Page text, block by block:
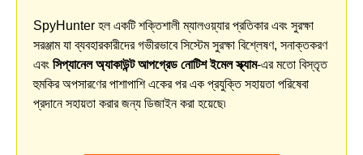
SpyHunter হল একটি শক্তিশালী ম্যালওয়্যার প্রতিকার এবং সুরক্ষা
সরঞ্জাম যা ব্যবহারকারীদের গভীরভাবে সিস্টেম সুরক্ষা বিশ্লেষণ, সনাক্তকরণ
এবং সিপ্যানেল অ্যাকাউন্ট আপগ্রেড নোটিশ ইমেল স্ক্যাম-এর মতো বিস্তৃত
হুমকির অপসারণের পাশাপাশি একের পর এক প্রযুক্তি সহায়তা পরিষেবা
প্রদানে সহায়তা করার জন্য ডিজাইন করা হয়েছে৷